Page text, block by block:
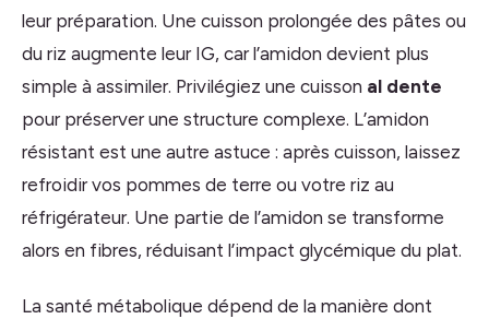
leur préparation. Une cuisson prolongée des pâtes ou
du riz augmente leur IG, car l’amidon devient plus
simple à assimiler. Privilégiez une cuisson al dente
pour préserver une structure complexe. L’amidon
résistant est une autre astuce : après cuisson, laissez
refroidir vos pommes de terre ou votre riz au
réfrigérateur. Une partie de l’amidon se transforme
alors en fibres, réduisant l’impact glycémique du plat.
La santé métabolique dépend de la manière dont